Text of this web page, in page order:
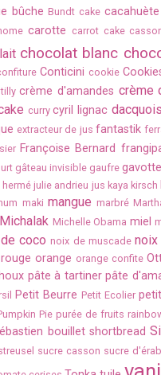
bûche Bundt cake cacahuète
carotte carrot cake
chocolat blanc
Conticini cookie
crème d'amandes crème
curry cyril lignac
extracteur de jus fantastik
Françoise Bernard
gâteau invisible gaufre gavotte
hermé julie andrieu jus kaya kirsch
maki mangue marbré
Michalak Michelle Obama miel
coco noix de muscade noix
orange orange confite
pâte à tartiner pâte
Petit Beurre Petit Ecolier
Pie purée de fruits
bouillet shortbread
sucre casson sucre